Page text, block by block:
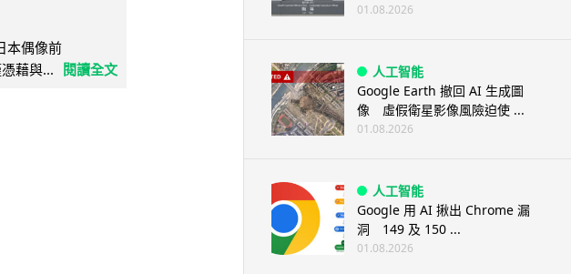
本偶像前
藉與... 閱讀全文
01.08.2026
人工智能
Google Earth 撤回 AI 生成圖
像 虛假衛星影像風險迫使 ...
01.08.2026
人工智能
Google 用 AI 揪出 Chrome 漏
洞 149 及 150 ...
01.08.2026